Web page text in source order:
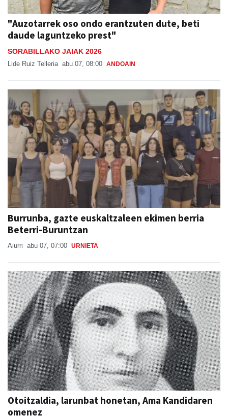
"Auzotarrek oso ondo erantzuten dute, beti
daude laguntzeko prest"
SORABILLAKO JAIAK 2026
Lide Ruiz Telleria abu 07, 08:00 ANDOAIN
Burrunba, gazte euskaltzaleen ekimen berria
Beterri-Buruntzan
Aiurri abu 07, 07:00 URNIETA
Otoitzaldia, larunbat honetan, Ama Kandidaren
omenez